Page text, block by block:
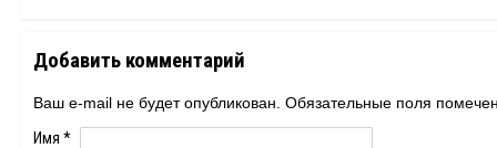
Добавить комментарий
Ваш e-mail не будет опубликован. Обязательные поля
Имя *